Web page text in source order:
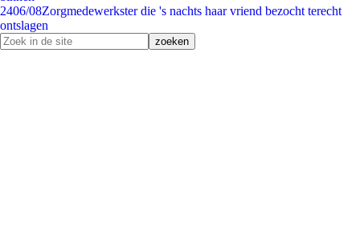
2406/08Zorgmedewerkster die 's nachts haar vriend bezocht terecht
ontslagen